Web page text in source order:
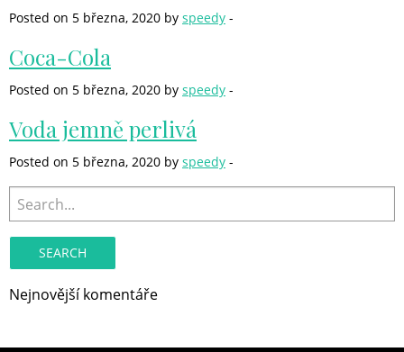
Posted on 5 března, 2020 by speedy -
Coca-Cola
Posted on 5 března, 2020 by speedy -
Voda jemně perlivá
Posted on 5 března, 2020 by speedy -
Search
for:
Nejnovější komentáře